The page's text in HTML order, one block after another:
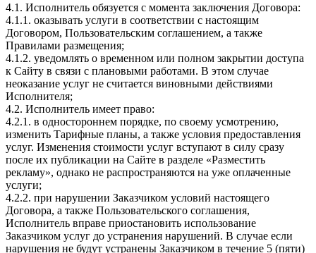
4.1. Исполнитель обязуется с момента заключения Договора:
4.1.1. оказывать услуги в соответствии с настоящим
Договором, Пользовательским соглашением, а также
Правилами размещения;
4.1.2. уведомлять о временном или полном закрытии доступа
к Сайту в связи с плановыми работами. В этом случае
неоказание услуг не считается виновными действиями
Исполнителя;
4.2. Исполнитель имеет право:
4.2.1. в одностороннем порядке, по своему усмотрению,
изменить Тарифные планы, а также условия предоставления
услуг. Изменения стоимости услуг вступают в силу сразу
после их публикации на Cайте в разделе «Разместить
рекламу», однако не распространяются на уже оплаченные
услуги;
4.2.2. при нарушении Заказчиком условий настоящего
Договора, а также Пользовательского соглашения,
Исполнитель вправе приостановить использование
Заказчиком услуг до устранения нарушений. В случае если
нарушения не будут устранены Заказчиком в течение 5 (пяти)